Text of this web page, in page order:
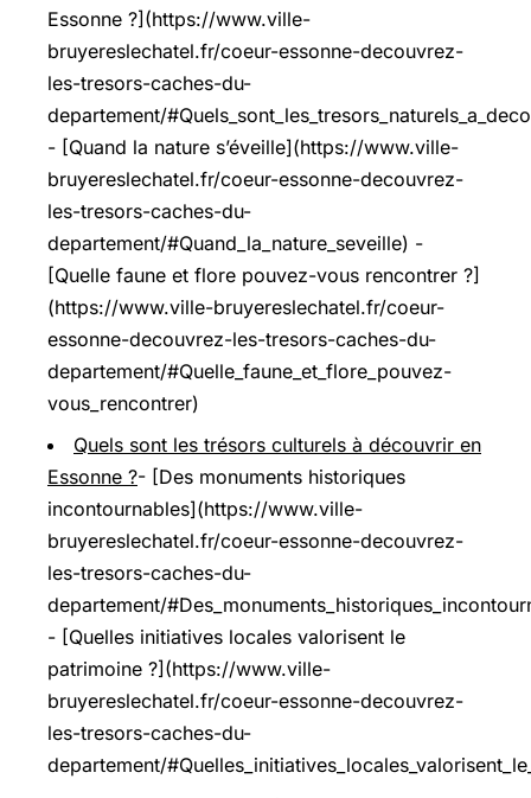
Essonne ?](https://www.ville-
bruyereslechatel.fr/coeur-essonne-decouvrez-
les-tresors-caches-du-
departement/
- [Quand la nature s’éveille](https://www.ville-
bruyereslechatel.fr/coeur-essonne-decouvrez-
les-tresors-caches-du-
departement/#Quand_la_nature_seveille) -
[Quelle faune et flore pouvez-vous rencontrer ?]
(https://www.ville-bruyereslechatel.fr/coeur-
essonne-decouvrez-les-tresors-caches-du-
departement/#Quelle_faune_et_flore_pouvez-
vous_rencontrer)
Quels sont les trésors culturels à découvrir en
Essonne ?- [Des monuments historiques
incontournables](https://www.ville-
bruyereslechatel.fr/coeur-essonne-decouvrez-
les-tresors-caches-du-
departement/
- [Quelles initiatives locales valorisent le
patrimoine ?](https://www.ville-
bruyereslechatel.fr/coeur-essonne-decouvrez-
les-tresors-caches-du-
departement/